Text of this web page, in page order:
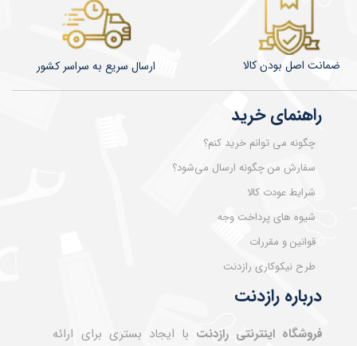
درباره رازدنت
فروشگاه اینترنتی رازدنت با ایجاد بستری برای ارائه
راهنمای خرید
چگونه می توانم خرید کنم؟
سفارش من چگونه ارسال می‌شود؟
شرایط عودت کالا
شیوه های پرداخت وجه
قوانین و مقررات
طرح نیکوکاری رازدنت
​​​​ارسال سریع به سراسر کشور ضمانت اصل بودن کالا